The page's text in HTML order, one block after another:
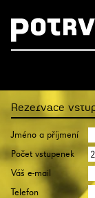
Rezervace
Jméno a příjmení
Počet vstupenek
Váš e-mail
Telefon